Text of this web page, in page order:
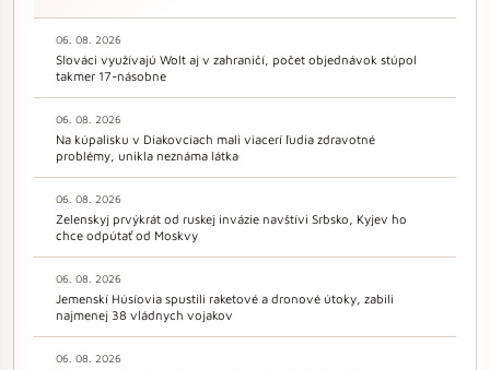
06. 08. 2026
Slováci využívajú Wolt aj v zahraničí, počet objednávok stúpol
takmer 17-násobne
06. 08. 2026
Na kúpalisku v Diakovciach mali viacerí ľudia zdravotné
problémy, unikla neznáma látka
06. 08. 2026
Zelenskyj prvýkrát od ruskej invázie navštívi Srbsko, Kyjev ho
chce odpútať od Moskvy
06. 08. 2026
Jemenskí Húsíovia spustili raketové a dronové útoky, zabili
najmenej 38 vládnych vojakov
06. 08. 2026